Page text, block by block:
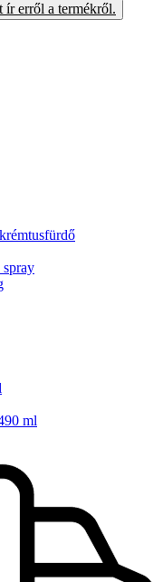
ír erről a termékről.
spray
ml